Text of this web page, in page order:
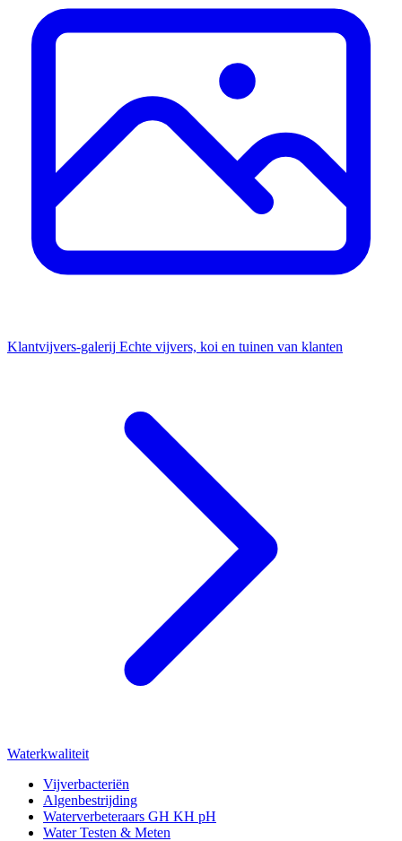
Klantvijvers-galerij Echte vijvers, koi en tuinen van klanten
Waterkwaliteit
Vijverbacteriën
Algenbestrijding
Waterverbeteraars GH KH pH
Water Testen & Meten